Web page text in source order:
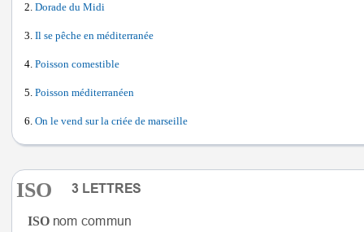
Dorade du Midi
Il se pêche en méditerranée
Poisson comestible
Poisson méditerranéen
On le vend sur la criée de marseille
ISO
ISO